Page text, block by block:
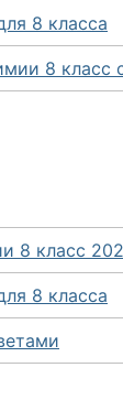
8 класса
8 класс
8 класс
8 класса